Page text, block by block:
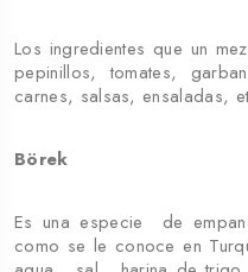
Los ingredientes que un
pepinillos, tomates,
carnes, salsas, ensaladas,
Börek
Es una especie de
como se le conoce en